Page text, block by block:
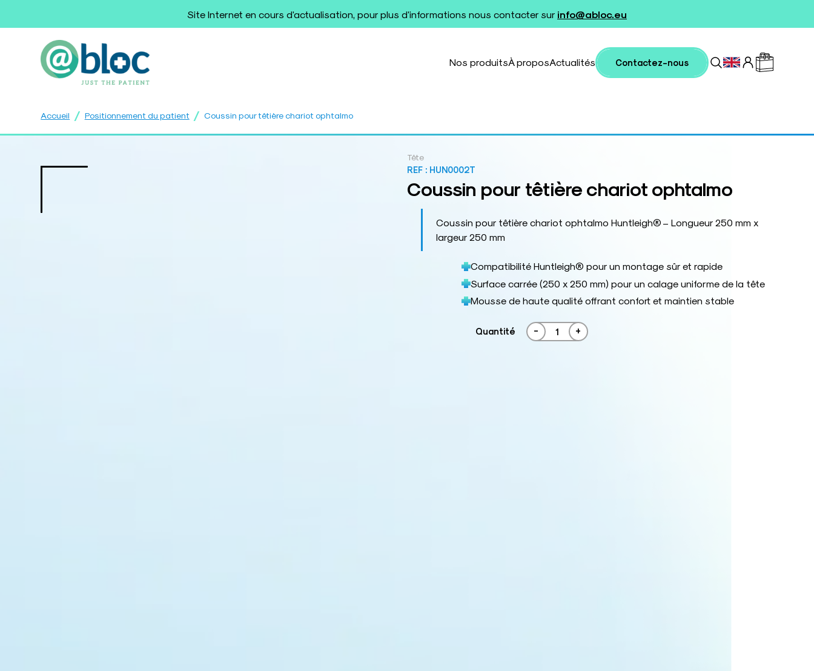
Site Internet en cours d'actualisation, pour plus d'informations nous contacter sur info@abloc.eu
Nos produitsÀ proposActualités Contactez-nous
Accueil / Positionnement du patient / Coussin pour têtière chariot ophtalmo
Tête
REF : HUN0002T
Coussin pour têtière chariot ophtalmo
Coussin pour têtière chariot ophtalmo Huntleigh® – Longueur 250 mm x
largeur 250 mm
Compatibilité Huntleigh® pour un montage sûr et rapide
Surface carrée (250 x 250 mm) pour un calage uniforme de la tête
Mousse de haute qualité offrant confort et maintien stable
Quantité - +